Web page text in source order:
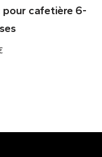
pour cafetière 6-